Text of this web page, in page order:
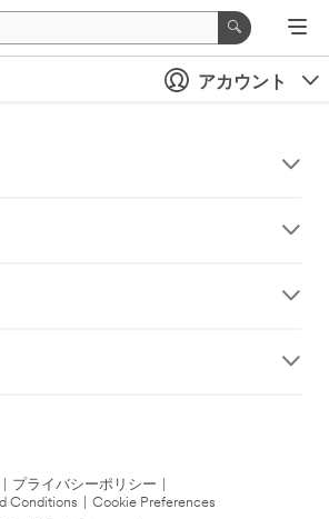
アカウント
プライバシーポリシー
Conditions
Cookie Preferences